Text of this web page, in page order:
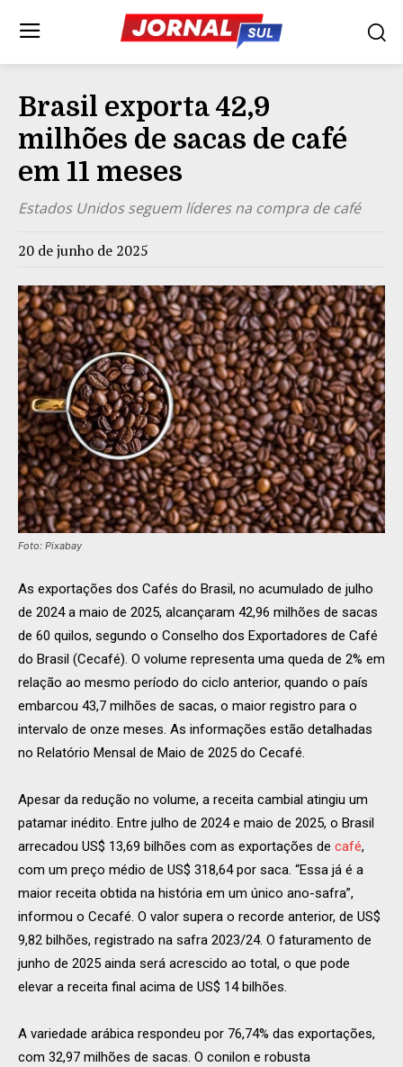
Brasil exporta 42,9
milhões de sacas de café
em 11 meses
Estados Unidos seguem líderes na compra de café
20 de junho de 2025
Foto: Pixabay
As exportações dos Cafés do Brasil, no acumulado de julho
de 2024 a maio de 2025, alcançaram 42,96 milhões de sacas
de 60 quilos, segundo o Conselho dos Exportadores de Café
do Brasil (Cecafé). O volume representa uma queda de 2% em
relação ao mesmo período do ciclo anterior, quando o país
embarcou 43,7 milhões de sacas, o maior registro para o
intervalo de onze meses. As informações estão detalhadas
no Relatório Mensal de Maio de 2025 do Cecafé.
Apesar da redução no volume, a receita cambial atingiu um
patamar inédito. Entre julho de 2024 e maio de 2025, o Brasil
arrecadou US$ 13,69 bilhões com as exportações de café,
com um preço médio de US$ 318,64 por saca. “Essa já é a
maior receita obtida na história em um único ano-safra”,
informou o Cecafé. O valor supera o recorde anterior, de US$
9,82 bilhões, registrado na safra 2023/24. O faturamento de
junho de 2025 ainda será acrescido ao total, o que pode
elevar a receita final acima de US$ 14 bilhões.
A variedade arábica respondeu por 76,74% das exportações,
com 32,97 milhões de sacas. O conilon e robusta